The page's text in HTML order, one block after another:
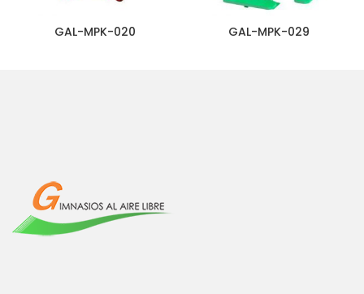
GAL-MPK-020 GAL-MPK-029